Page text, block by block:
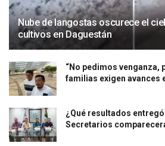
Nube de langostas oscurece el
cultivos en Daguestán
“No pedimos venganza,
familias exigen avances
¿Qué resultados
Secretarios